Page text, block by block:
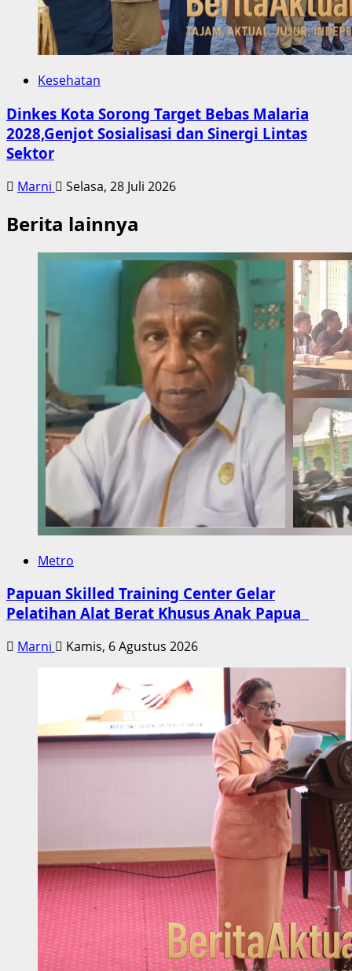
Kesehatan
Dinkes Kota Sorong Target Bebas Malaria
2028,Genjot Sosialisasi dan Sinergi Lintas
Sektor
Marni Selasa, 28 Juli 2026
Berita lainnya
Metro
Papuan Skilled Training Center Gelar
Pelatihan Alat Berat Khusus Anak Papua
Marni Kamis, 6 Agustus 2026